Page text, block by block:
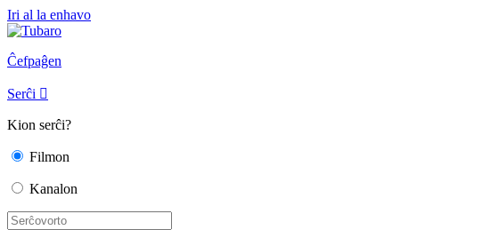
Iri al la enhavo
Ĉefpaĝen
Serĉi 
Kion serĉi?
Filmon
Kanalon